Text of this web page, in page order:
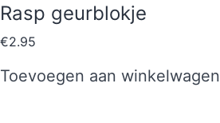
Rasp geurblokje
€2.95
Toevoegen aan winkelwagen